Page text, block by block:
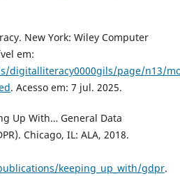
New York: Wiley Computer
em:
digitalliteracy0000gils/page/n13/
. Acesso em: 7 jul. 2025.
Up With… General Data
Chicago, IL: ALA, 2018.
keeping_up_with/gdpr.